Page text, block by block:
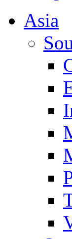
Asia